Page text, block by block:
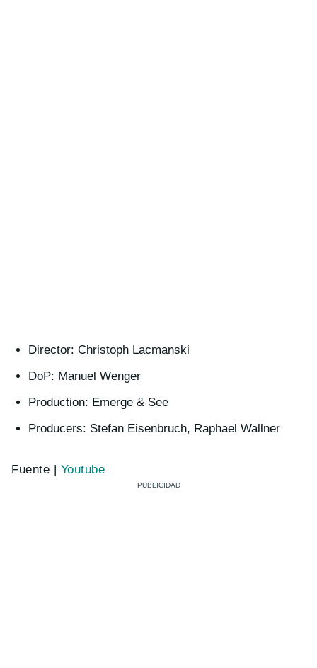
Director: Christoph Lacmanski
DoP: Manuel Wenger
Production: Emerge & See
Producers: Stefan Eisenbruch, Raphael Wallner
Fuente | Youtube